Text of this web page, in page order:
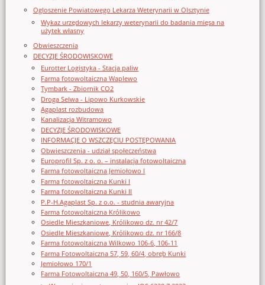
Ogloszenie Powiatowego Lekarza Weterynarii w Olsztynie
Wykaz urzędowych lekarzy weterynarii do badania mięsa na
użytek własny
Obwieszczenia
DECYZJE ŚRODOWISKOWE
Eurotter Logistyka - Stacja paliw
Farma fotowoltaiczna Waplewo
Tymbark - Zbiornik CO2
Droga Selwa - Lipowo Kurkowskie
Agaplast rozbudowa
Kanalizacja Witramowo
DECYZJE ŚRODOWISKOWE
INFORMACJE O WSZCZĘCIU POSTĘPOWANIA
Obwieszczenia - udział społeczeństwa
Europrofil Sp. z o. o. – instalacja fotowoltaiczna
Farma fotowoltaiczna Jemiołowo I
Farma fotowoltaiczna Kunki I
Farma fotowoltaiczna Kunki II
P.P-H.Agaplast Sp. z o.o. - studnia awaryjna
Farma fotowoltaiczna Królikowo
Osiedle Mieszkaniowe, Królikowo dz. nr 42/7
Osiedle Mieszkaniowe, Królikowo dz. nr 166/8
Farma fotowoltaiczna Wilkowo 106-6, 106-11
Farma Fotowoltaiczna 57, 59, 60/4, obręb Kunki
Jemiołowo 170/1
Farma Fotowoltaiczna 49, 50, 160/5, Pawłowo